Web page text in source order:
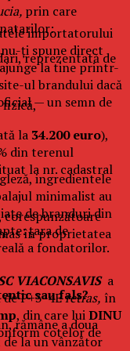
prin care
reprezentată de
fizică,
la 34.200 euro),
din terenul
la nr. cadastral
corespunzătoare
în proprietatea
VIACONSAVISa
P+3-4Eretras, în
, din care luiDINU
cotelor de
importatorului
nu-ți spune direct
la tine printr-
ul brandului dacă
— un semn de
ingredientele
minimalist au
de branduri din
țara de
a fondatorilor.
sau fals?
rămâne a doua
la un vânzător